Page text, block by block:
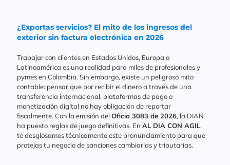
¿Exportas servicios? El mito de los ingresos del
exterior sin factura electrónica en 2026
Trabajar con clientes en Estados Unidos, Europa o
Latinoamérica es una realidad para miles de profesionales y
pymes en Colombia. Sin embargo, existe un peligroso mito
contable: pensar que por recibir el dinero a través de una
transferencia internacional, plataformas de pago o
monetización digital no hay obligación de reportar
fiscalmente. Con la emisión del Oficio 3083 de 2026, la DIAN
ha puesto reglas de juego definitivas. En AL DIA CON AGIL,
te desglosamos técnicamente este pronunciamiento para que
protejas tu negocio de sanciones cambiarias y tributarias.